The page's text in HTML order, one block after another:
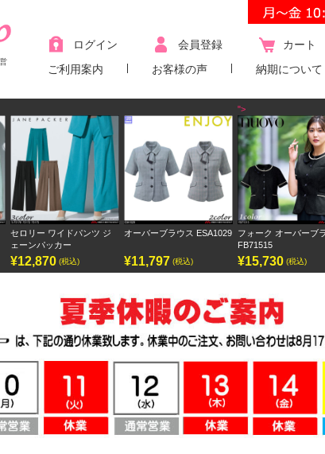
ログイン 会員登録
カート
ご利用案内
お客様の声 納期について
リー ワイドパンツ ジ
ンパッカー
(税込)
オーバーブラウス ESA1029
¥11,797 (税込)
フォーク オーバーブラウス
FB71515
¥15,730 (税込)